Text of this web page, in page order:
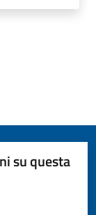
su questa